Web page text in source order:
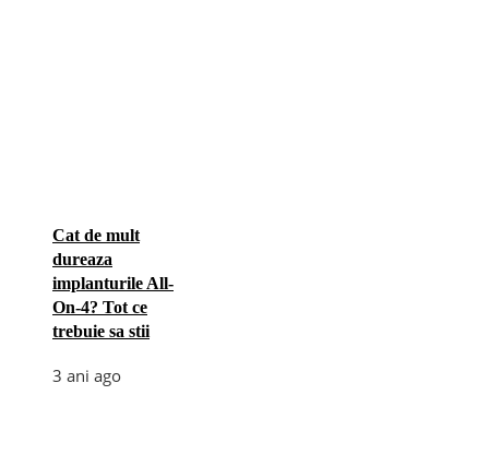
Cat de mult
dureaza
implanturile All-
On-4? Tot ce
trebuie sa stii
3 ani ago